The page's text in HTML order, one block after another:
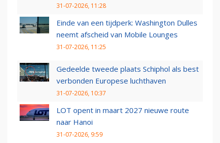
31-07-2026, 11:28
Einde van een tijdperk: Washington Dulles
neemt afscheid van Mobile Lounges
31-07-2026, 11:25
Gedeelde tweede plaats Schiphol als best
verbonden Europese luchthaven
31-07-2026, 10:37
LOT opent in maart 2027 nieuwe route
naar Hanoi
31-07-2026, 9:59